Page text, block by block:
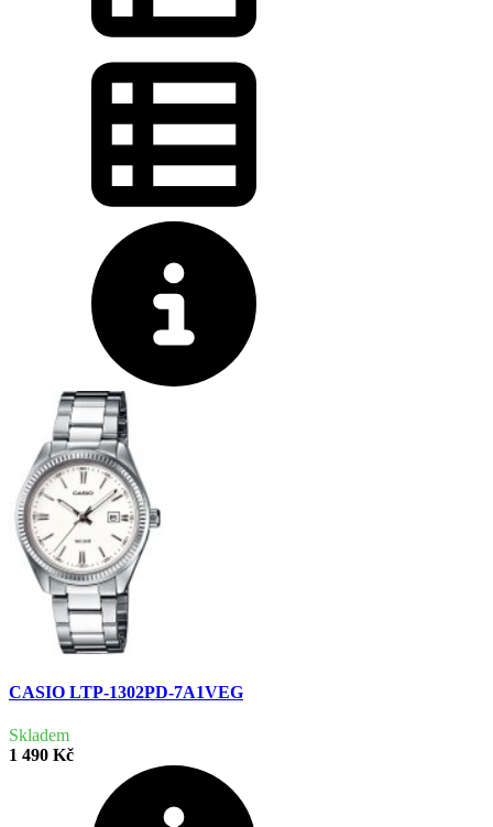
CASIO LTP-1302PD-7A1VEG
Skladem
1 490 Kč